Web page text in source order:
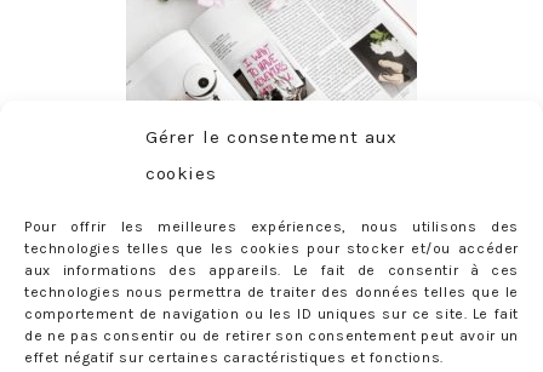
Gérer le consentement aux
cookies
Pour offrir les meilleures expériences, nous utilisons des
technologies telles que les cookies pour stocker et/ou accéder
aux informations des appareils. Le fait de consentir à ces
technologies nous permettra de traiter des données telles que le
comportement de navigation ou les ID uniques sur ce site. Le fait
de ne pas consentir ou de retirer son consentement peut avoir un
effet négatif sur certaines caractéristiques et fonctions.
ABONNEMENT